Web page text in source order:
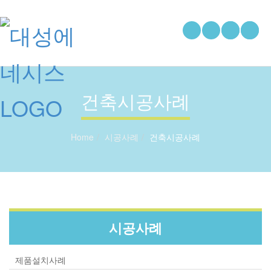
건축시공사례
Home 시공사례 건축시공사례
시공사례
제품설치사례